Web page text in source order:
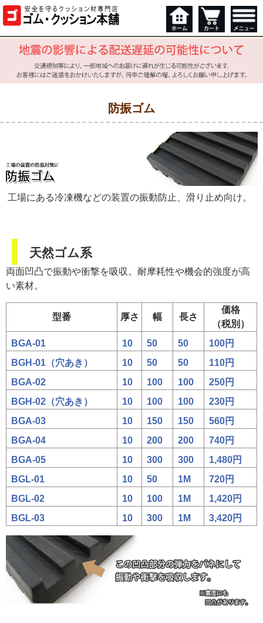
防振ゴム
工場にある冷凍機などの装置の振動防止、滑り止め向け。
天然ゴム系
両面凹凸で振動や衝撃を吸収。耐摩耗性や機会的強度が高
い素材。
型番 厚さ 幅 長さ
価格
（税別）
BGA-01
10 50 50
100円
BGH-01（穴あき）
10 50 50
110円
BGA-02
10 100 100
250円
BGH-02（穴あき）
10 100 100
230円
BGA-03
10 150 150
560円
BGA-04
10 200 200
740円
BGA-05
10 300 300
1,480円
BGL-01
10 50 1M
720円
BGL-02
10 100 1M
1,420円
BGL-03
10 300 1M 3,420円